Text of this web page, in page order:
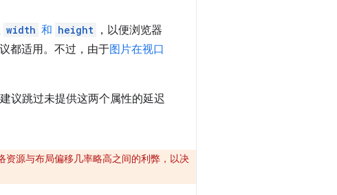
width 和 height ，以便浏览器
都适用。不过，由于图片在视口
议跳过未提供这两个属性的延迟
资源与布局偏移几率略高之间的利弊，以决